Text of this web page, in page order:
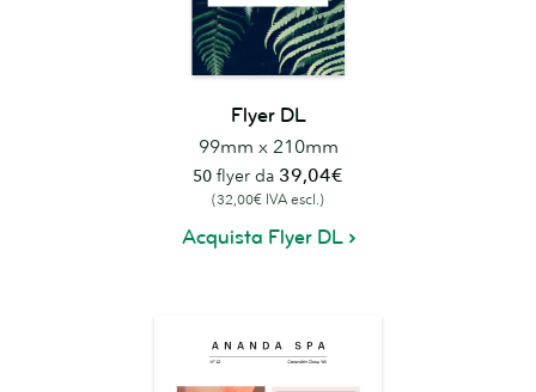
Flyer DL
99mm x 210mm
50 flyer da 39,04€
(32,00€ IVA escl.)
Acquista Flyer DL